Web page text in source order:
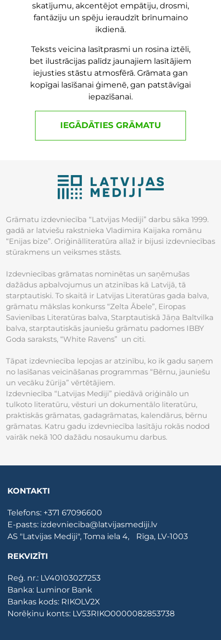
skatījumu, akcentējot empātiju, drosmi,
fantāziju un spēju ieraudzīt brīnumaino
ikdienā.
Teksts veicina lasītprasmi un rosina iztēli,
bet ilustrācijas palīdz jaunajiem lasītājiem
iejusties stāstu atmosfērā. Grāmata gan
kopīgai lasīšanai ģimenē, gan patstāvīgai
iepazīšanai.
IEGĀDĀTIES GRĀMATU
Grāmatu izdevniecība “Latvijas Mediji” darbu sāka 1999.
gadā ar latviešu rakstnieka Vladimira Kaijaka romānu
“Enijas bize”. Oriģinālliteratūra allaž ir bijusi izdevniecības
stūrakmens un veiksmes stāsts.
Izdevniecības grāmatas nominētas un saņēmušas
dažādus apbalvojumus un atzinības kā Latvijā, tā
starptautiski. To skaitā ir Latvijas Literatūras gada balva,
grāmatu mākslas konkurss “Zelta Ābele”, Eiropas
Savienības Literatūras balva, Starptautiskā Jāņa Baltvilka
balva, starptautiskās jauniešu grāmatu padomes IBBY
Goda saraksts, “White Ravens” un citi.
Tāpat izdevniecība lepojas ar atzinību, ko ik gadu saņem
no lasīšanas veicināšanas programmas “Bērnu, jauniešu
un vecāku žūrija” vērtētājiem.
Izdevniecība “Latvijas Mediji” piedāvā oriģinālo un
tulkoto literatūru, vēsturi un dokumentālo literatūru,
praktiskās grāmatas, gadagrāmatas, kalendārus, bērnu
grāmatas. Katru gadu izdevniecība lasītāju rokās nodod
vairāk nekā 100 dažādu nosaukumu darbus.
KONTAKTI
Telefons: +371 67096600
E-pasts: izdevnieciba@latvijasmediji.lv
AS "Latvijas Mediji", Toma iela 4, Rīga, LV-1003
REKVIZĪTI
Reģ. nr.: LV40103027253
Banka: Luminor Bank
Bankas kods: RIKOLV2X
Norēķinu konts: LV53RIKO0000082853738